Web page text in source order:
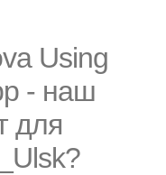
Using
- наш
для